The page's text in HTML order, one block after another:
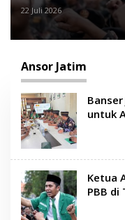
22 Juli 2026
Ansor Jatim
untuk
Ketua
PBB di